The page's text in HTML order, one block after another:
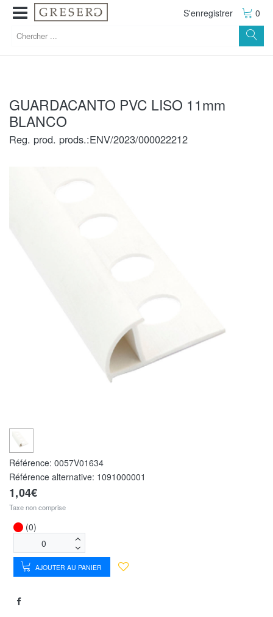
S'enregistrer 0
GUARDACANTO PVC LISO 11mm
BLANCO
Reg. prod. prods.:ENV/2023/000022212
Référence: 0057V01634
Référence alternative: 1091000001
1,04€
Taxe non comprise
(0)
AJOUTER AU PANIER